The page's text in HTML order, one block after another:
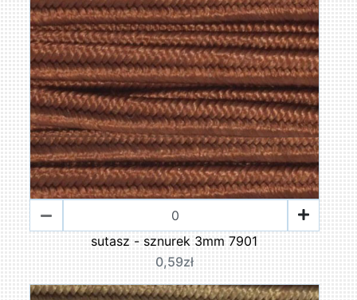
sutasz - sznurek 3mm 7901
0,59zł